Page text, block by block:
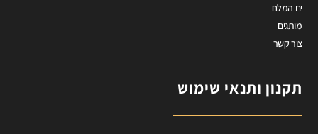
ים המלח
מותגים
צור קשר
תקנון ותנאי שימוש